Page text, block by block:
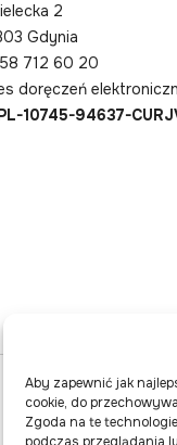
Aby zapewnić jak
cookie, do
Zgoda na te
2
Gdynia
58 712 60 20
doręczeń
10745-94637-